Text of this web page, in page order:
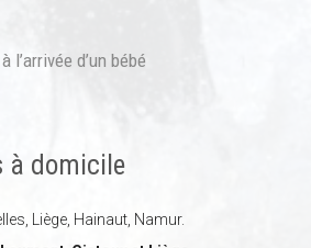
l’arrivée d’un bébé
à domicile
Liège, Hainaut, Namur.